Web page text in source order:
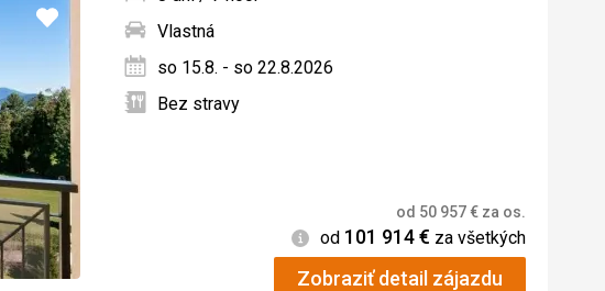
Pridať
Vlastná
so 15.8. - so 22.8.2026
Bez stravy
od 50 957€ za os.
Informácie
od 101 914€ za všetkých
Zobraziť detail zájazdu